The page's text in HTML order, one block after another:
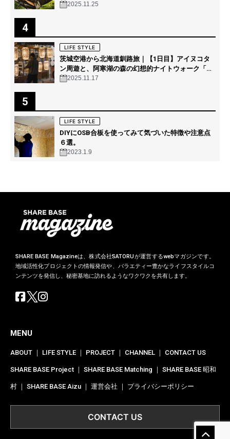
2025.11.25
4
LIFE STYLE
茨城空港から北海道釧路旅｜【1日目】アイヌコタ
ン周遊と、阿寒湖の森の幻想的ナイトウォーク「カ
ムイルミナ」を体験！
2025.11.17
5
LIFE STYLE
DIYにOSB合板を使ってみて気づいた特徴や注意点
６選。
2023.1.9
SHARE BASE Magazineは、株式会社SATORUが運営するwebマガジンです。
地域活性化プロジェクトの情報発信や、バラエティー豊かなライフスタイルコ
ンテンツを発信し、秘密基地に訪れるようなワクワクを共有します。
MENU
ABOUT ｜ LIFE STYLE ｜ PROJECT ｜ CHANNEL ｜ CONTACT US
SHARE BASE Project ｜ SHARE BASE Matching ｜ SHARE BASE 昭和
村 ｜ SHARE BASE Aizu ｜ 運営会社 ｜ プライバシーポリシー
CONTACT US